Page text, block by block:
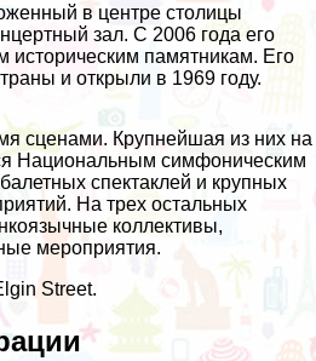
в центре столицы
зал. С 2006 года его
историческим памятникам. Его
и открыли в 1969 году.
сценами. Крупнейшая из них на
Национальным симфоническим
спектаклей и крупных
На трех остальных
коллективы,
мероприятия.
Street.